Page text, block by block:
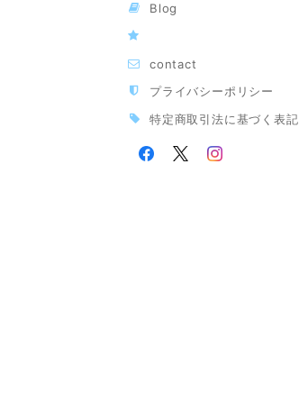
Blog
contact
プライバシーポリシー
特定商取引法に基づく表記